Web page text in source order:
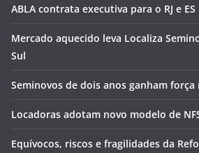
ABLA contrata executiva para o RJ e ES
Mercado aquecido leva Localiza
Sul
Seminovos de dois anos ganham força
Locadoras adotam novo modelo de
Equívocos, riscos e fragilidades da